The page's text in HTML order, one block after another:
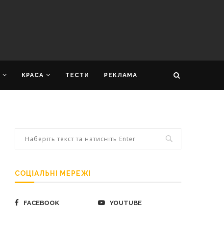
КРАСА ТЕСТИ РЕКЛАМА
СОЦІАЛЬНІ МЕРЕЖІ
FACEBOOK YOUTUBE